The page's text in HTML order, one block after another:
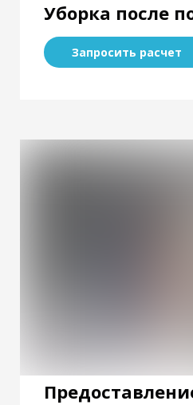
Уборка после
Запросить расчет